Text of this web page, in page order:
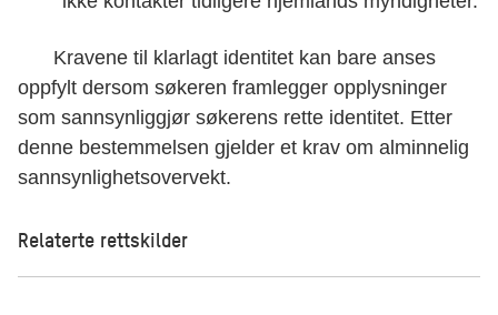
Kravene til klarlagt identitet kan bare anses
oppfylt dersom søkeren framlegger opplysninger
som sannsynliggjør søkerens rette identitet. Etter
denne bestemmelsen gjelder et krav om alminnelig
sannsynlighetsovervekt.
Relaterte rettskilder